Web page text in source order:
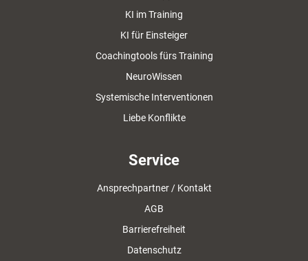
KI im Training
KI für Einsteiger
Coachingtools fürs Training
NeuroWissen
Systemische Interventionen
Liebe Konflikte
Service
Ansprechpartner / Kontakt
AGB
Barrierefreiheit
Datenschutz